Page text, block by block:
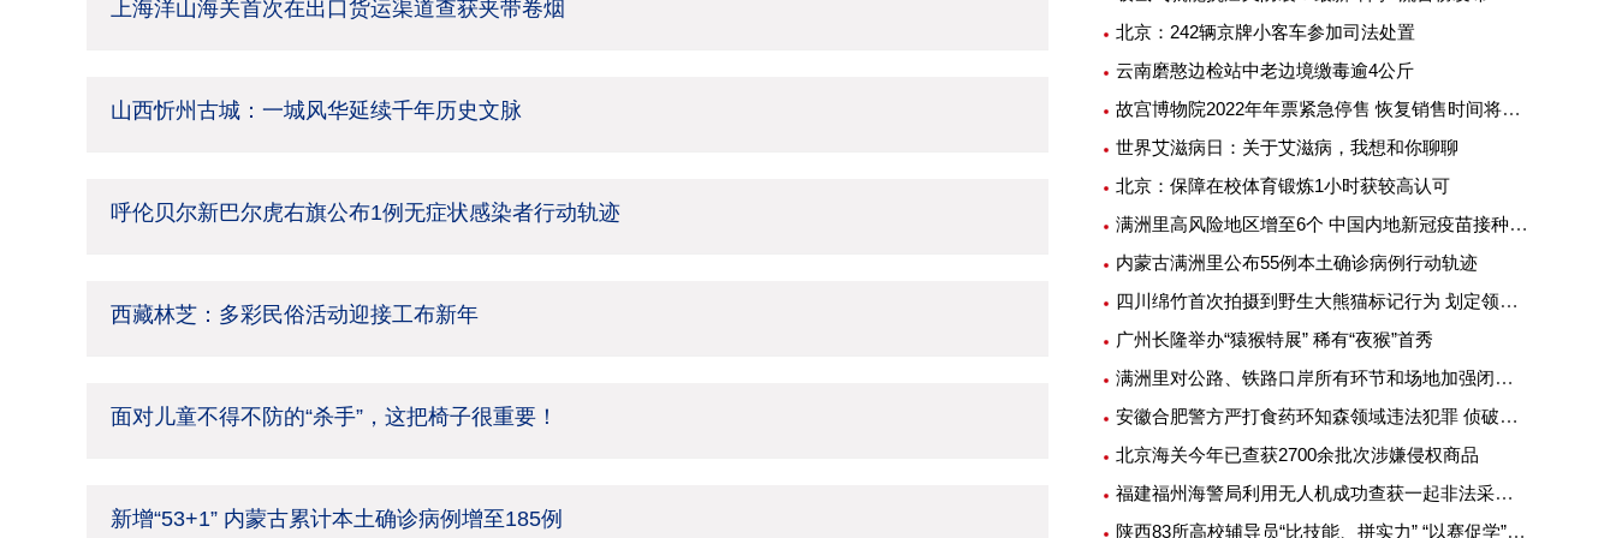
上海洋山海关首次在出口货运渠道查获夹带卷烟
山西忻州古城：一城风华延续千年历史文脉
呼伦贝尔新巴尔虎右旗公布1例无症状感染者行动轨迹
西藏林芝：多彩民俗活动迎接工布新年
面对儿童不得不防的“杀手”，这把椅子很重要！
新增“53+1” 内蒙古累计本土确诊病例增至185例
北京：242辆京牌小客车参加司法处置
云南磨憨边检站中老边境缴毒逾4公斤
故宫博物院2022年年票紧急停售 恢复销售时间将另行公告
世界艾滋病日：关于艾滋病，我想和你聊聊
北京：保障在校体育锻炼1小时获较高认可
满洲里高风险地区增至6个 中国内地新冠疫苗接种超25亿剂次
内蒙古满洲里公布55例本土确诊病例行动轨迹
四川绵竹首次拍摄到野生大熊猫标记行为 划定领地或吸引异性
广州长隆举办“猿猴特展” 稀有“夜猴”首秀
满洲里对公路、铁路口岸所有环节和场地加强闭环管理
安徽合肥警方严打食药环知森领域违法犯罪 侦破重特大案件14起
北京海关今年已查获2700余批次涉嫌侵权商品
福建福州海警局利用无人机成功查获一起非法采矿案
陕西83所高校辅导员“比技能、拼实力” “以赛促学”提升专业素质